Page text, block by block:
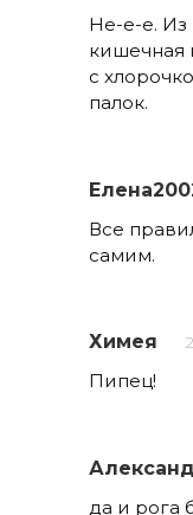
Не-е-е. Из
кишечная
с
палок.
Все
самим.
Химея
Пипец!
да и рога